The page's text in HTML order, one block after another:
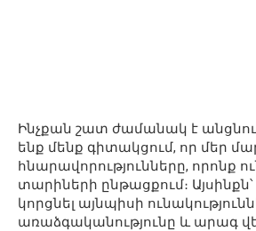
Ինչքան շատ ժամանակ է
ենք մենք գիտակցում, որ մեր
հնարավորությունները, որոնք
տարիների ընթացքում։ Այսինքն՝
կորցնել այնպիսի
առաձգականությունը և արագ